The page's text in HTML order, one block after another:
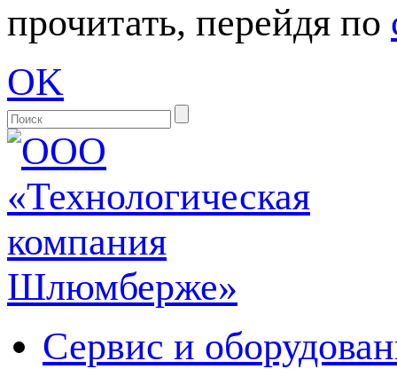
прочитать, перейдя по
OK
Сервис и